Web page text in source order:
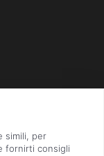
€ 800.000,00